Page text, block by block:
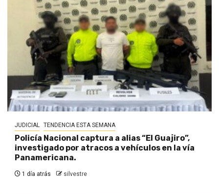
JUDICIAL TENDENCIA ESTA SEMANA
Policía Nacional captura a alias “El Guajiro”,
investigado por atracos a vehículos en la vía
Panamericana.
1 día atrás silvestre